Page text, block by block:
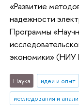
«Развитие
надежности
Программы
экономики»
Наука идеи и опыт
исследования и